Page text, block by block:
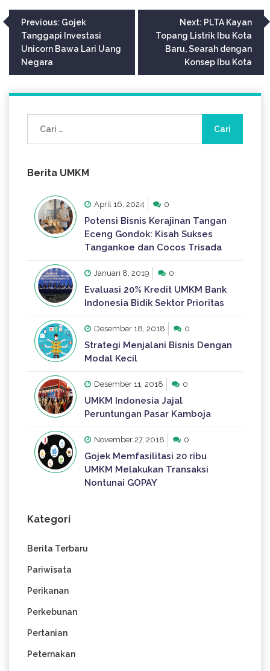
Navigasi
pos
Previous: Gojek
Tanggapi Investasi
Unicorn Bawa Lari Uang
Negara
Next: PLTA Kayan
Topang Listrik Ibu Kota
Baru, Searah dengan
Konsep Ibu Kota
untuk:
Berita UMKM
April 16, 2024 0
Potensi Bisnis Kerajinan Tangan
Eceng Gondok: Kisah Sukses
Tangankoe dan Cocos Trisada
Januari 8, 2019 0
Evaluasi 20% Kredit UMKM Bank
Indonesia Bidik Sektor Prioritas
Desember 18, 2018 0
Strategi Menjalani Bisnis Dengan
Modal Kecil
Desember 11, 2018 0
UMKM Indonesia Jajal
Peruntungan Pasar Kamboja
November 27, 2018 0
Gojek Memfasilitasi 20 ribu
UMKM Melakukan Transaksi
Nontunai GOPAY
Kategori
Berita Terbaru
Pariwisata
Perikanan
Perkebunan
Pertanian
Peternakan